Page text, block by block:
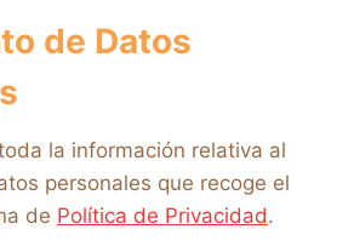
de Datos
la información relativa al
personales que recoge el
de Política de Privacidad.